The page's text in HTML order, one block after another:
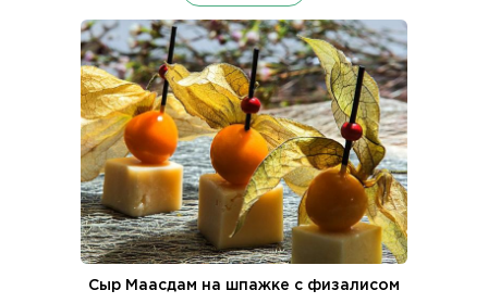
Сыр Маасдам на шпажке с физалисом